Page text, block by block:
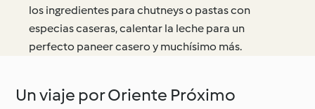
los ingredientes para chutneys o pastas con
especias caseras, calentar la leche para un
perfecto paneer casero y muchísimo más.
Un viaje por Oriente Próximo